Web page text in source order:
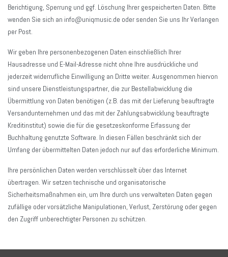
Berichtigung, Sperrung und ggf. Löschung Ihrer gespeicherten Daten. Bitte
wenden Sie sich an info@uniqmusic.de oder senden Sie uns Ihr Verlangen
per Post.
Wir geben Ihre personenbezogenen Daten einschließlich Ihrer
Hausadresse und E-Mail-Adresse nicht ohne Ihre ausdrückliche und
jederzeit widerrufliche Einwilligung an Dritte weiter. Ausgenommen hiervon
sind unsere Dienstleistungspartner, die zur Bestellabwicklung die
Übermittlung von Daten benötigen (z.B. das mit der Lieferung beauftragte
Versandunternehmen und das mit der Zahlungsabwicklung beauftragte
Kreditinstitut) sowie die für die gesetzeskonforme Erfassung der
Buchhaltung genutzte Software. In diesen Fällen beschränkt sich der
Umfang der übermittelten Daten jedoch nur auf das erforderliche Minimum.
Ihre persönlichen Daten werden verschlüsselt über das Internet
übertragen. Wir setzen technische und organisatorische
Sicherheitsmaßnahmen ein, um Ihre durch uns verwalteten Daten gegen
zufällige oder vorsätzliche Manipulationen, Verlust, Zerstörung oder gegen
den Zugriff unberechtigter Personen zu schützen.